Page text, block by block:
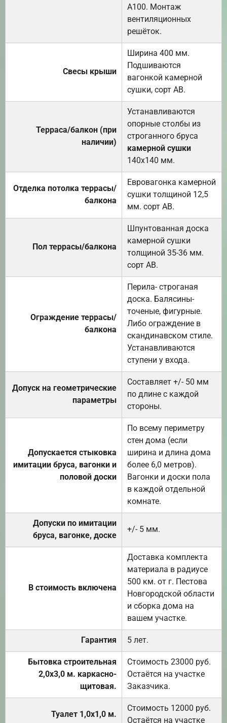
А100. Монтаж
вентиляционных
решёток.
Свесы крыши
Ширина 400 мм.
Подшиваются
вагонкой камерной
сушки, сорт АВ.
Терраса/балкон (при
наличии)
Устанавливаются
опорные столбы из
строганного бруса
камерной сушки
140х140 мм.
Отделка потолка террасы/
балкона
Евровагонка камерной
сушки толщиной 12,5
мм. сорт АВ.
Пол террасы/балкона
Шпунтованная доска
камерной сушки
толщиной 35-36 мм.
сорт АВ.
Ограждение террасы/
балкона
Перила- строганая
доска. Балясины-
точеные, фигурные.
Либо ограждение в
скандинавском стиле.
Устанавливаются
ступени у входа.
Допуск на геометрические
параметры
Составляет +/- 50 мм
по длине с каждой
стороны.
Допускается стыковка
имитации бруса, вагонки и
половой доски
По всему периметру
стен дома (если
ширина и длина дома
более 6,0 метров).
Вагонки и доски пола
в каждой отдельной
комнате.
Допуски по имитации
бруса, вагонке, доске
+/- 5 мм.
В стоимость включена
Доставка комплекта
материала в радиусе
500 км. от г. Пестова
Новгородской области
и сборка дома на
вашем участке.
Гарантия 5 лет.
Бытовка строительная
2,0х3,0 м. каркасно-
щитовая.
Стоимость 23000 руб.
Остаётся на участке
Заказчика.
Туалет 1,0х1,0 м.
Стоимость 12000 руб.
Остаётся на участке